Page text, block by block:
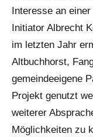
Interesse an
Initiator Albrecht
im letzten Jahr
Altbuchhorst,
gemeindeeigene
Projekt genutzt
weiterer
Möglichkeiten zu